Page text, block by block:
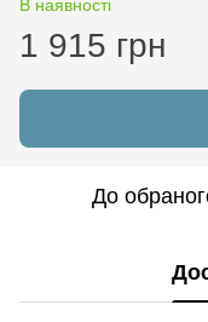
В наявності
1 915 грн
До